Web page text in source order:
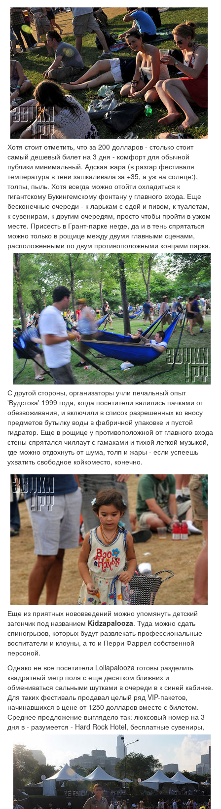
Хотя стоит отметить, что за 200 долларов - столько стоит
самый дешевый билет на 3 дня - комфорт для обычной
публики минимальный. Адская жара (в разгар фестиваля
температура в тени зашкаливала за +35, а уж на солнце:),
толпы, пыль. Хотя всегда можно отойти охладиться к
гигантскому Букингемскому фонтану у главного входа. Еще
бесконечные очереди - к ларькам с едой и пивом, к туалетам,
к сувенирам, к другим очередям, просто чтобы пройти в узком
месте. Присесть в Грант-парке негде, да и в тень спрятаться
можно только в рощице между двумя главными сценами,
расположенными по двум противоположными концами парка.
С другой стороны, организаторы учли печальный опыт
'Вудстока' 1999 года, когда посетители валились пачками от
обезвоживания, и включили в список разрешенных ко вносу
предметов бутылку воды в фабричной упаковке и пустой
гидратор. Еще в рощице у противоположной от главного входа
стены спрятался чиллаут с гамаками и тихой легкой музыкой,
где можно отдохнуть от шума, толп и жары - если успеешь
ухватить свободное койкоместо, конечно.
Еще из приятных нововведений можно упомянуть детский
загончик под названием Kidzapalooza. Туда можно сдать
спиногрызов, которых будут развлекать профессиональные
воспитатели и клоуны, а то и Перри Фаррел собственной
персоной.
Однако не все посетители Lollapalooza готовы разделить
квадратный метр поля с еще десятком ближних и
обмениваться сальными шутками в очереди в к синей кабинке.
Для таких фестиваль продавал целый ряд VIP-пакетов,
начинавшихся в цене от 1250 долларов вместе с билетом.
Среднее предложение выглядело так: люксовый номер на 3
дня в - разумеется - Hard Rock Hotel, бесплатные сувениры,